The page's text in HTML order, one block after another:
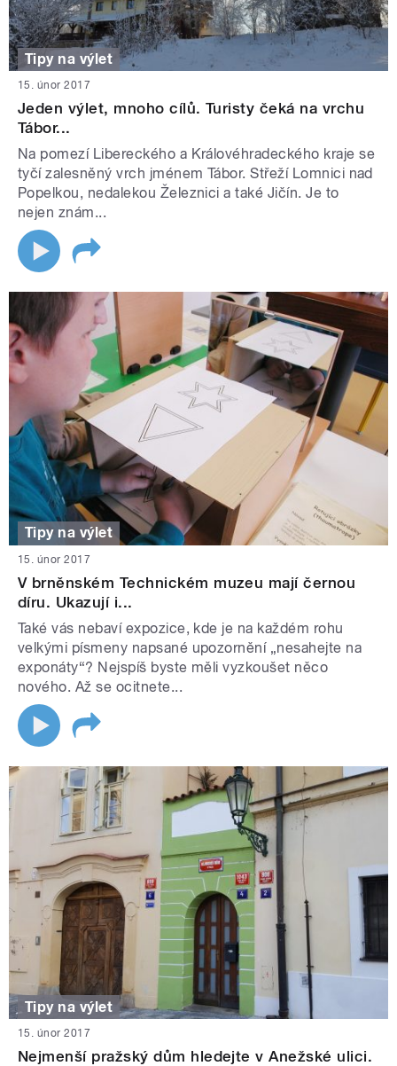
Tipy na výlet
15. únor 2017
Jeden výlet, mnoho cílů. Turisty čeká na vrchu
Tábor...
Na pomezí Libereckého a Královéhradeckého kraje se
tyčí zalesněný vrch jménem Tábor. Střeží Lomnici nad
Popelkou, nedalekou Železnici a také Jičín. Je to
nejen znám...
Tipy na výlet
15. únor 2017
V brněnském Technickém muzeu mají černou
díru. Ukazují i...
Také vás nebaví expozice, kde je na každém rohu
velkými písmeny napsané upozornění „nesahejte na
exponáty“? Nejspíš byste měli vyzkoušet něco
nového. Až se ocitnete...
Tipy na výlet
15. únor 2017
Nejmenší pražský dům hledejte v Anežské ulici.